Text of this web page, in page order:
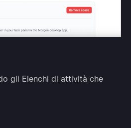
gli Elenchi di attività che